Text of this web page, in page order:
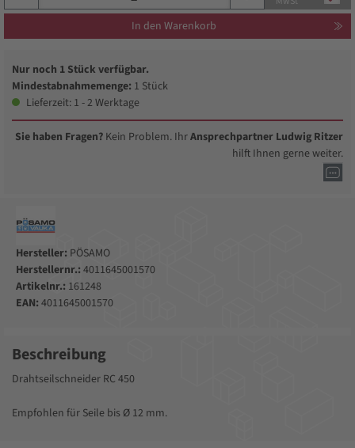
In den Warenkorb
Nur noch 1 Stück verfügbar.
Mindestabnahmemenge: 1 Stück
Lieferzeit: 1 - 2 Werktage
Sie haben Fragen? Kein Problem. IhrAnsprechpartner Ludwig Ritzer
hilft Ihnen gerne weiter.
Hersteller: PÖSAMO
Herstellernr.: 4011645001570
Artikelnr.: 161248
EAN: 4011645001570
Beschreibung
Drahtseilschneider RC 450
Empfohlen für Seile bis Ø 12 mm.